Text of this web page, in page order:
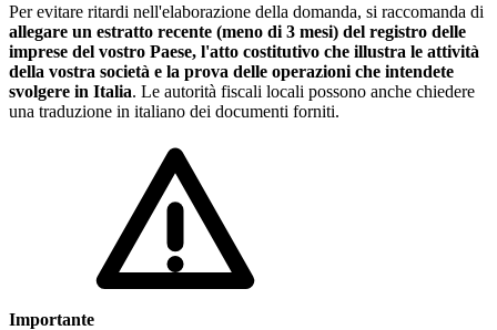
Per evitare ritardi nell'elaborazione della domanda, si raccomanda di
allegare un estratto recente (meno di 3 mesi) del registro delle
imprese del vostro Paese, l'atto costitutivo che illustra le attività
della vostra società e la prova delle operazioni che intendete
svolgere in Italia. Le autorità fiscali locali possono anche chiedere
una traduzione in italiano dei documenti forniti.
Importante